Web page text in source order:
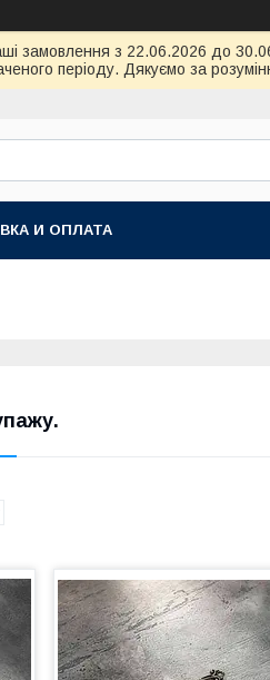
замовлення з 22.06.2026 до
періоду. Дякуємо за
И ОПЛАТА